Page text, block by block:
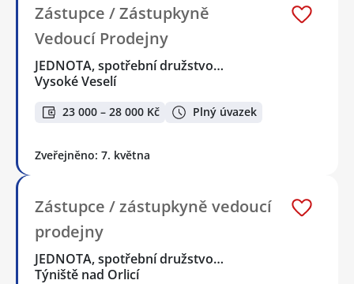
Zástupce / Zástupkyně
Vedoucí Prodejny
JEDNOTA, spotřební družstvo…
Vysoké Veselí
23 000 – 28 000 Kč Plný úvazek
Zveřejněno: 7. května
Zástupce / zástupkyně vedoucí
prodejny
JEDNOTA, spotřební družstvo…
Týniště nad Orlicí